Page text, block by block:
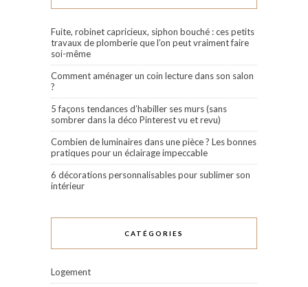
Fuite, robinet capricieux, siphon bouché : ces petits
travaux de plomberie que l’on peut vraiment faire
soi-même
Comment aménager un coin lecture dans son salon
?
5 façons tendances d’habiller ses murs (sans
sombrer dans la déco Pinterest vu et revu)
Combien de luminaires dans une pièce ? Les bonnes
pratiques pour un éclairage impeccable
6 décorations personnalisables pour sublimer son
intérieur
CATÉGORIES
Logement